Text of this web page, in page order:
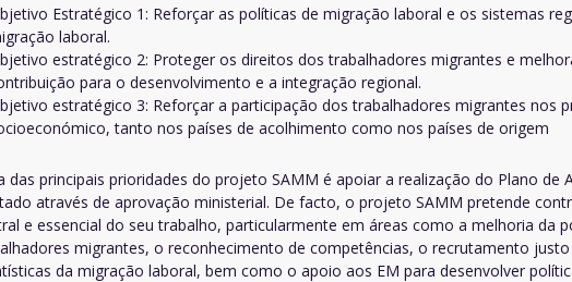
Estratégico 1: Reforçar as políticas de migração laboral e os sistemas
laboral.
estratégico 2: Proteger os direitos dos trabalhadores migrantes e
para o desenvolvimento e a integração regional.
estratégico 3: Reforçar a participação dos trabalhadores migrantes nos
tanto nos países de acolhimento como nos países de origem
das principais prioridades do projeto SAMM é apoiar a realização do Plano de
através de aprovação ministerial. De facto, o projeto SAMM pretende
e essencial do seu trabalho, particularmente em áreas como a melhoria da
migrantes, o reconhecimento de competências, o recrutamento
da migração laboral, bem como o apoio aos EM para desenvolver